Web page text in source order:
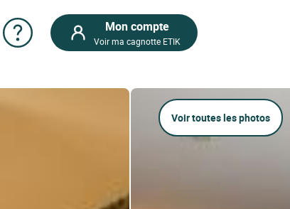
Mon compte
Voir ma cagnotte ETIK
Voir toutes les photos